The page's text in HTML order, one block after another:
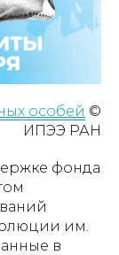
особей ©
ИПЭЭ РАН
фонда
им.
в